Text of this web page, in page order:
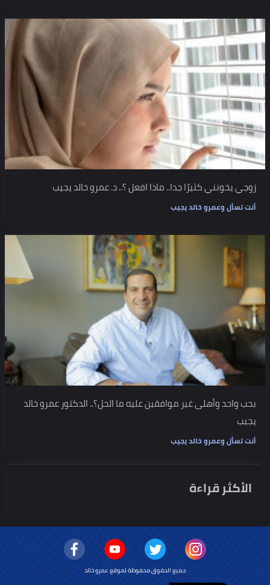
زوجي يخونني كثيرًا جدا.. ماذا افعل ؟.. د. عمرو خالد يجيب
أنت تسأل وعمرو خالد يجيب
بحب واحد وأهلى غير موافقين عليه ما الحل؟.. الدكتور عمرو خالد
يجيب
أنت تسأل وعمرو خالد يجيب
الأكثر قراءة
جميع الحقوق محفوظة لموقع عمرو خالد